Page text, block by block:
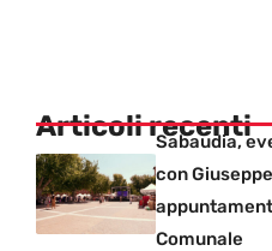
Articoli recenti
Sabaudia,
con
Comunale